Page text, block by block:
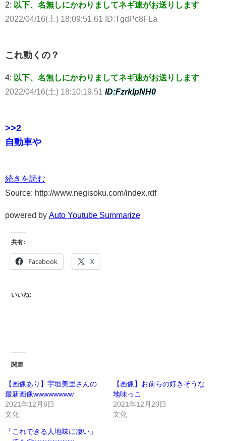
2: 以下、名無しにかわりましてネギ速がお送りします
2022/04/16(土) 18:09:51.61 ID:TgdPc8FLa
これ動くの？
4: 以下、名無しにかわりましてネギ速がお送りします
2022/04/16(土) 18:10:19.51 ID:FzrkIpNH0
>>2
自動車や
続きを読む
Source: http://www.negisoku.com/index.rdf
powered by Auto Youtube Summarize
共有:
Facebook X
いいね:
関連
【画像あり】宇垣美里さんの
最新画像wwwwwwww
2021年12月6日
文化
【画像】お前らの好きそうな
地味っこ
2021年12月20日
文化
「これできる人地味に凄い」